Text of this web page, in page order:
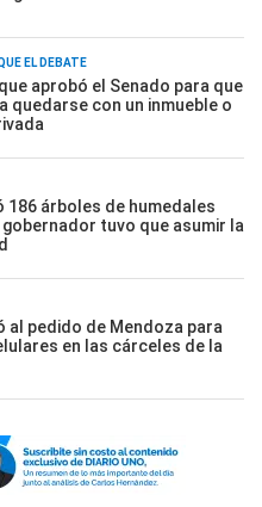
EL DEBATE
aprobó el Senado para que
quedarse con un inmueble o
186 árboles de humedales
tuvo que asumir la
al pedido de Mendoza para
en las cárceles de la